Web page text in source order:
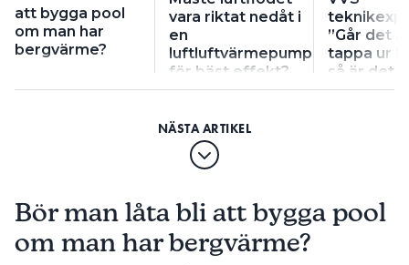
att bygga pool
om man har
bergvärme?
vara riktat nedåt i
en
luftluftvärmepump
för bäst effekt?
”Går det
tappa ur
så är det
Bör man låta bli att bygga pool
om man har bergvärme?